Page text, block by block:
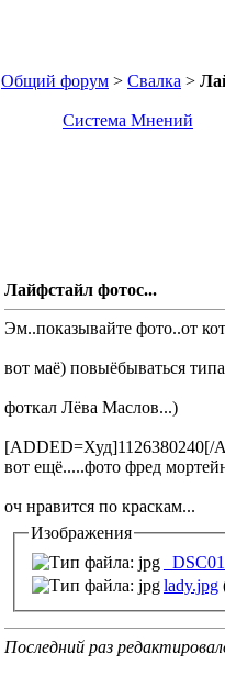
Общий форум > Свалка >
Система Мнений
Лайфстайл фотос...
Эм..показывайте фото..от
вот маё) повыёбываться
фоткал Лёва Маслов...)
[ADDED=Худ]1126380240[/
вот ещё.....фото фред
оч нравится по краскам...
Изображения
lady.jpg
Последний раз